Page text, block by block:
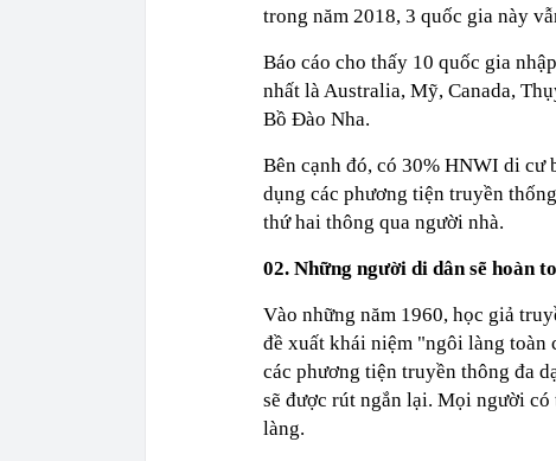
trong năm 2018, 3 quốc gia này
Báo cáo cho thấy 10 quốc gia
nhất là Australia, Mỹ, Canada,
Bồ Đào Nha.
Bên cạnh đó, có 30% HNWI di cư
dụng các phương tiện truyền
thứ hai thông qua người nhà.
02. Những người di dân sẽ hoàn
Vào những năm 1960, học giả
đề xuất khái niệm "ngôi làng
các phương tiện truyền thông đa
sẽ được rút ngắn lại. Mọi người
làng.